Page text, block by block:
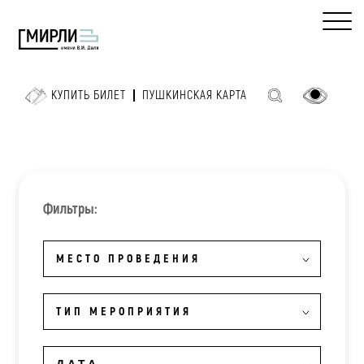
КУПИТЬ БИЛЕТ ПУШКИНСКАЯ КАРТА
Фильтры:
МЕСТО ПРОВЕДЕНИЯ
ТИП МЕРОПРИЯТИЯ